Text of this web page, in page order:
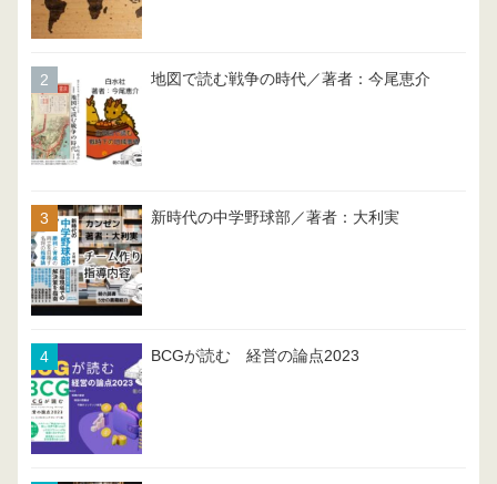
地図で読む戦争の時代／著者：今尾恵介
新時代の中学野球部／著者：大利実
BCGが読む 経営の論点2023